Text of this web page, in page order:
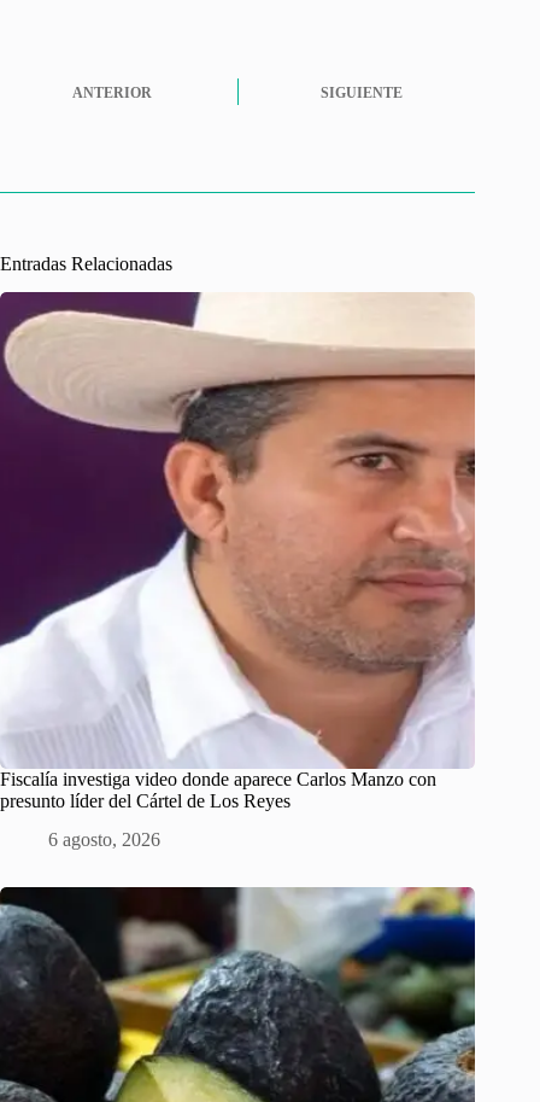
ANTERIOR SIGUIENTE
Entradas Relacionadas
Fiscalía investiga video donde aparece Carlos Manzo con
presunto líder del Cártel de Los Reyes
6 agosto, 2026